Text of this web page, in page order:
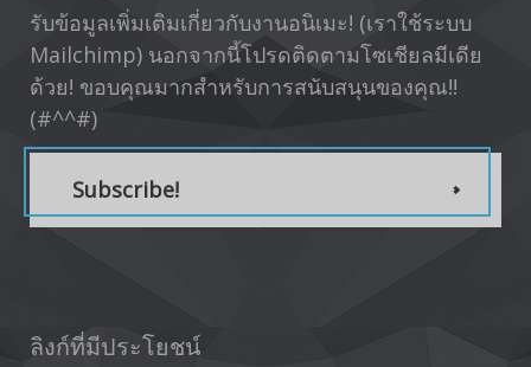
รับข้อมูลเพิ่มเติมเกี่ยวกับงานอนิเมะ! (เราใช้ระบบ
Mailchimp) นอกจากนี้โปรดติดตามโซเชียลมีเดีย
ด้วย! ขอบคุณมากสำหรับการสนับสนุนของคุณ!!
(#^^#)
Subscribe!
ลิงก์ที่มีประโยชน์